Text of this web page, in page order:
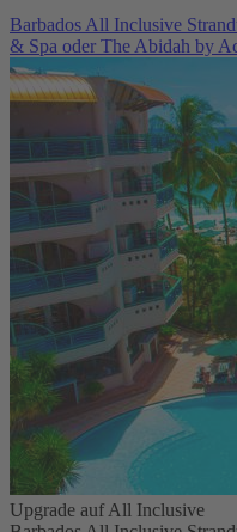
Barbados All Inclusive
& Spa oder The Abidah by
Upgrade auf All Inclusive